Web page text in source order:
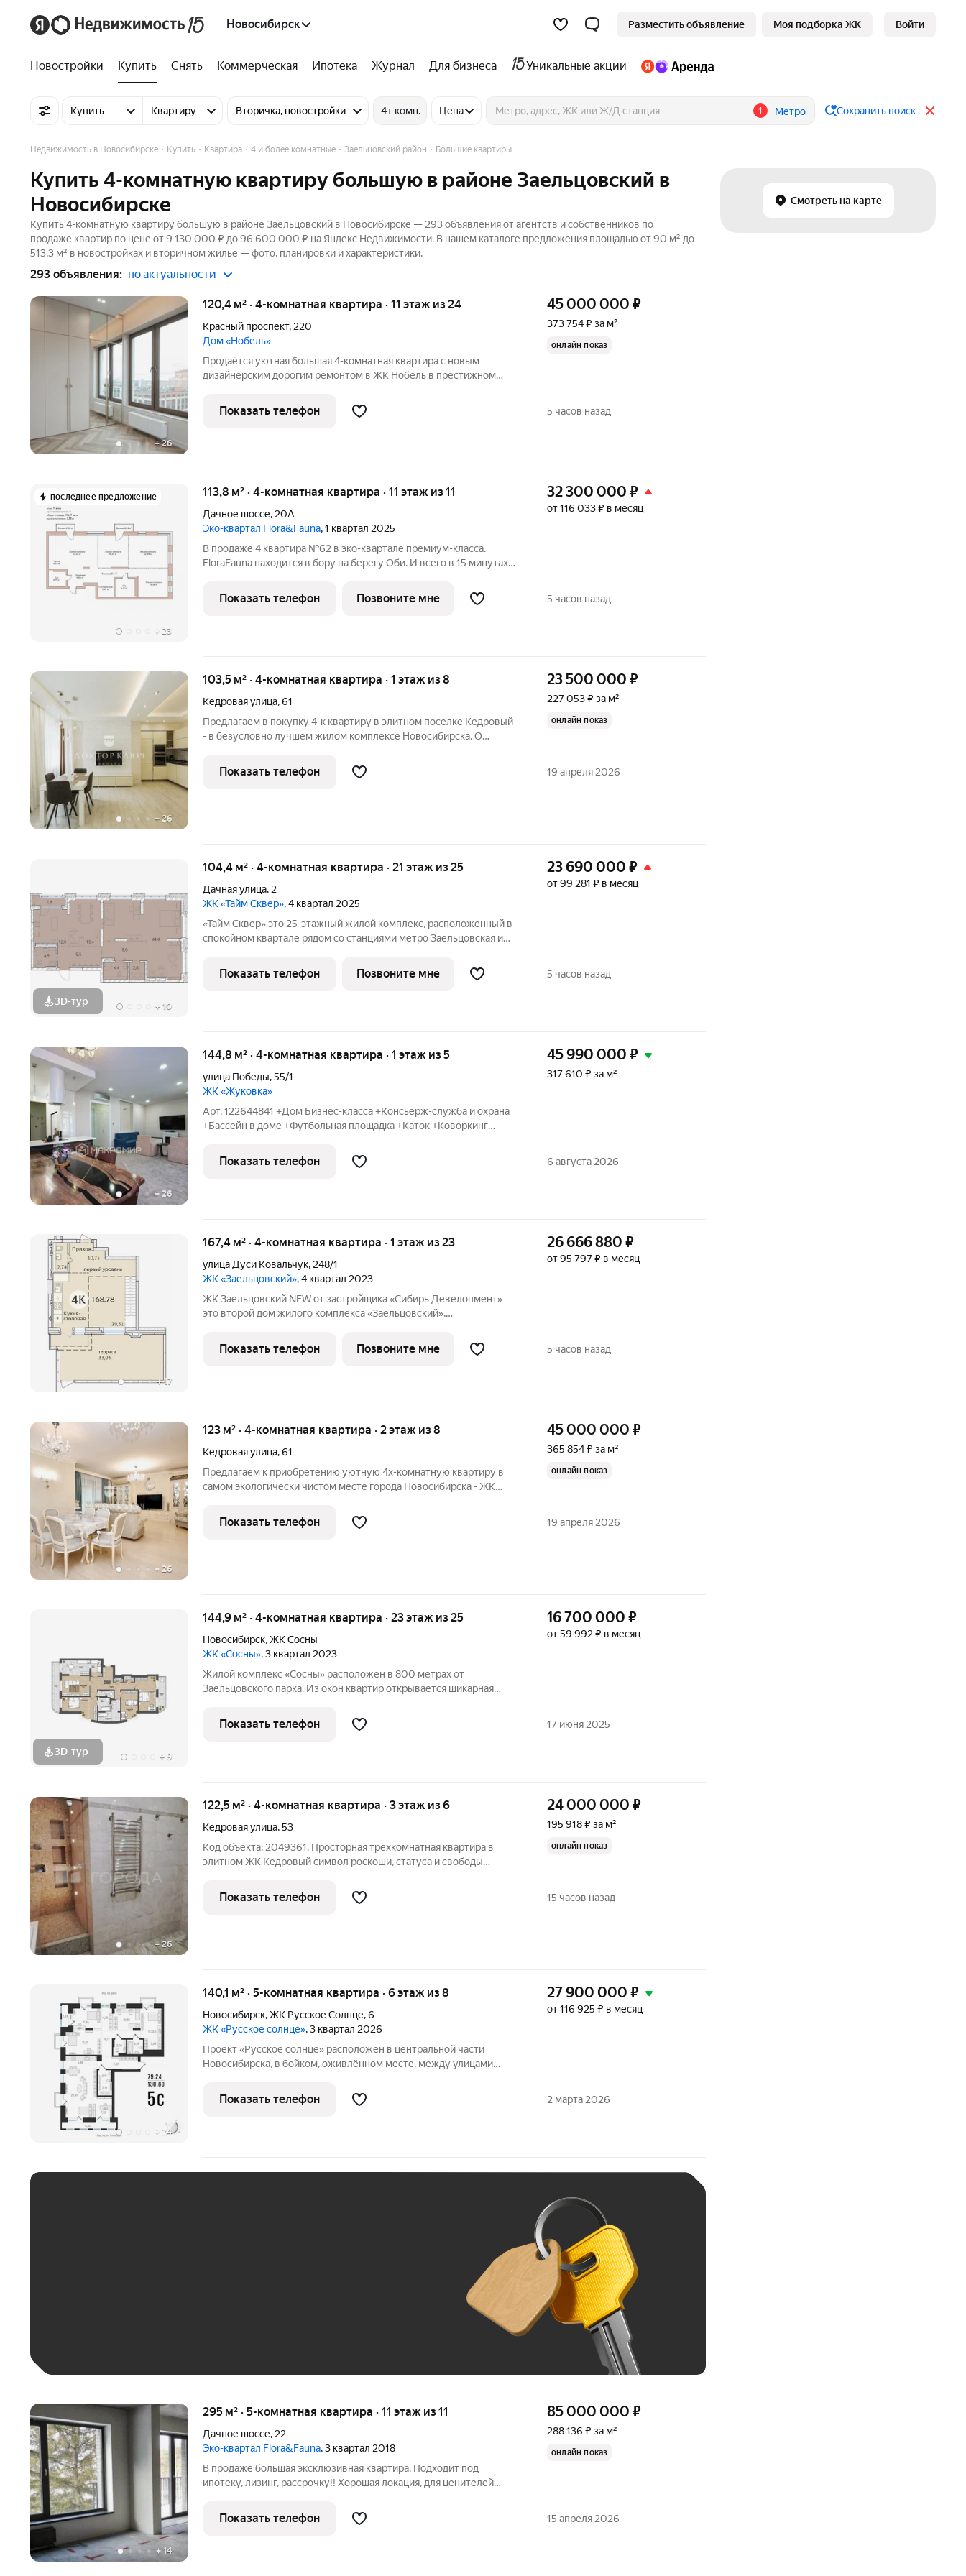
Новосибирск Разместить объявление Моя подборка ЖК Войти
Новостройки Купить Снять Коммерческая Ипотека Журнал Для бизнеса Уникальные акции
Купить Квартиру Вторичка, новостройки 4+ комн. Цена 1 Метро Сохранить поиск
Смотреть на карте
Недвижимость в Новосибирске Купить Квартира 4 и более комнатные Заельцовский район Большие квартиры
Купить 4-комнатную квартиру большую в районе Заельцовский в
Новосибирске
Купить 4-комнатную квартиру большую в районе Заельцовский в Новосибирске — 293 объявления от агентств и собственников по
продаже квартир по цене от 9 130 000 ₽ до 96 600 000 ₽ на Яндекс Недвижимости. В нашем каталоге предложения площадью от 90 м² до
513,3 м² в новостройках и вторичном жилье — фото, планировки и характеристики.
293 объявления: по актуальности
+26
120,4 м² · 4-комнатная квартира · 11 этаж из 24
Красный проспект, 220
Дом «Нобель»
Продаётся уютная большая 4-комнатная квартира с новым
дизайнерским дорогим ремонтом в ЖК Нобель в престижном
Общая площадь 120,4 м с 3 спальнями, с огромной кухней-
гостиной, двумя санузлами.
45 000 000 ₽
373 754 ₽ за м²
онлайн показ
Показать телефон 5 часов назад
последнее предложение
+ 23
113,8 м² · 4-комнатная квартира · 11 этаж из 11
Дачное шоссе, 20А
Эко-квартал Flora&Fauna, 1 квартал 2025
В продаже 4 квартира №62 в эко-квартале премиум-класса.
FloraFauna находится в бору на берегу Оби. И всего в 15 минутах
дорожки 2,5 км, набережная, собственный выход к пляжу с
причалом. Вся
32 300 000 ₽
от 116 033 ₽ в месяц
Показать телефон Позвоните мне 5 часов назад
+ 26
103,5 м² · 4-комнатная квартира · 1 этаж из 8
Кедровая улица,61
Предлагаем в покупку 4-к квартиру в элитном поселке Кедровый
- в безусловно лучшем жилом комплексе Новосибирска. О
необходимой техникой и мебелью 3 спальни 17,7 , 15,4 , 14,5 кв.м 2
23 500 000 ₽
227 053 ₽ за м²
онлайн показ
Показать телефон 19 апреля 2026
3D-тур + 10
104,4 м² · 4-комнатная квартира · 21 этаж из 25
Дачная улица, 2
ЖК «Тайм Сквер», 4 квартал 2025
«Тайм Сквер» это 25-этажный жилой комплекс, расположенный в
спокойном квартале рядом со станциями метро Заельцовская и
жилым комплексом раскинется новый сквер площадью около
двух
23 690 000 ₽
от 99 281 ₽ в месяц
Показать телефон Позвоните мне 5 часов назад
+ 26
144,8 м² · 4-комнатная квартира · 1 этаж из 5
улица Победы,55/1
ЖК «Жуковка»
Арт. 122644841 +Дом Бизнес-класса +Консьерж-служба и охрана
+Бассейн в доме +Футбольная площадка +Каток +Коворкинг
частная школа, сад, колледж (Рост) +Дизайнерский ремонт
+Мастер-спальня с
45 990 000 ₽
317 610 ₽ за м²
Показать телефон 6 августа 2026
+17
167,4 м² · 4-комнатная квартира · 1 этаж из 23
улица Дуси Ковальчук, 248/1
ЖК «Заельцовский», 4 квартал 2023
ЖК Заельцовский NEW от застройщика «Сибирь Девелопмент»
это второй дом жилого комплекса «Заельцовский»,
Расположение ЖК Заельцовский NEW расположен в тихом
квартале на второй линии улицы Дуси
26 666 880 ₽
от 95 797 ₽ в месяц
Показать телефон Позвоните мне 5 часов назад
+ 26
123 м² · 4-комнатная квартира · 2 этаж из 8
Кедровая улица,61
Предлагаем к приобретению уютную 4х-комнатную квартиру в
самом экологически чистом месте города Новосибирска - ЖК
ремонт выполнен по индивидуальному дизайн проекту в отделке
использованы
45 000 000 ₽
365 854 ₽ за м²
онлайн показ
Показать телефон 19 апреля 2026
3D-тур + 9
144,9 м² · 4-комнатная квартира · 23 этаж из 25
Новосибирск,ЖК Сосны
ЖК «Сосны», 3 квартал 2023
Жилой комплекс «Сосны» расположен в 800 метрах от
Заельцовского парка. Из окон квартир открывается шикарная
сдан. Ключи сразу. Застройщиком спроектированы квартиры с
различными
16 700 000 ₽
от 59 992 ₽ в месяц
Показать телефон 17 июня 2025
+26
122,5 м² · 4-комнатная квартира · 3 этаж из 6
Кедровая улица,53
Код объекта: 2049361. Просторная трёхкомнатная квартира в
элитном ЖК Кедровый символ роскоши, статуса и свободы
Кедровая, 53 идеальный выбор для тех, кто ценит изысканность,
уникальность и
24 000 000 ₽
195 918 ₽ за м²
онлайн показ
Показать телефон 15 часов назад
+ 24
140,1 м² · 5-комнатная квартира · 6 этаж из 8
Новосибирск,ЖК Русское Солнце,6
ЖК «Русское солнце», 3 квартал 2026
Проект «Русское солнце» расположен в центральной части
Новосибирска, в бойком, оживлённом месте, между улицами
районом Новосибирского зоопарка. Совсем недалеко находится
Тимирязевский сквер,
27 900 000 ₽
от 116 925 ₽ в месяц
Показать телефон 2 марта 2026
+ 14
295 м² · 5-комнатная квартира · 11 этаж из 11
Дачное шоссе, 22
Эко-квартал Flora&Fauna, 3 квартал 2018
В продаже большая эксклюзивная квартира. Подходит под
ипотеку, лизинг, рассрочку!! Хорошая локация, для ценителей
обременения. Чистая юридически. Звоните!
85 000 000 ₽
288 136 ₽ за м²
онлайн показ
Показать телефон 15 апреля 2026